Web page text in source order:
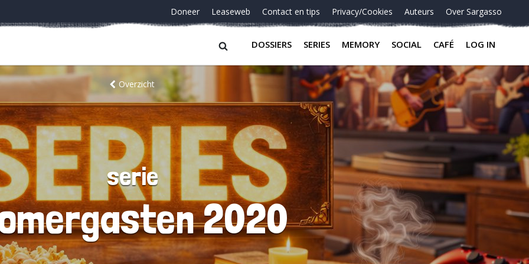
Doneer Leaseweb Contact en tips Privacy/Cookies Auteurs Over Sargasso
DOSSIERS SERIES MEMORY SOCIAL CAFÉ LOG IN
Overzicht
serie
2020